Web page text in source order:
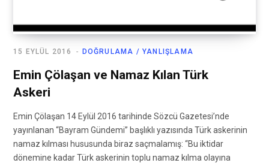
DOĞRULAMA / YANLIŞLAMA
15 EYLÜL 2016
Emin Çölaşan ve Namaz Kılan Türk
Askeri
Emin Çölaşan 14 Eylül 2016 tarihinde Sözcü Gazetesi’nde
yayınlanan “Bayram Gündemi” başlıklı yazısında Türk askerinin
namaz kılması hususunda biraz saçmalamış: “Bu iktidar
dönemine kadar Türk askerinin toplu namaz kılma olayına